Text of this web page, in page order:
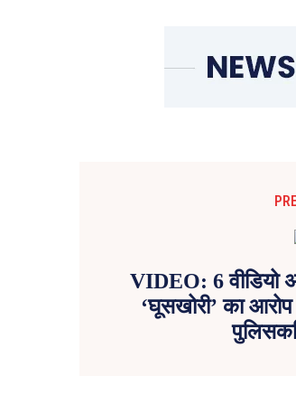
VIDEO: 6 वीडियो
‘घूसखोरी’ का